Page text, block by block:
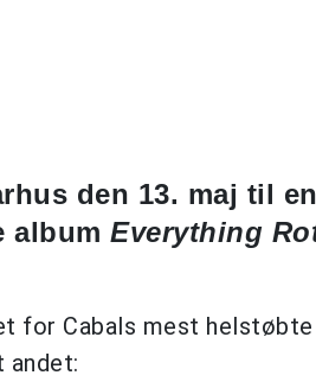
den 13. maj til en
album Everything
for Cabals mest
andet: